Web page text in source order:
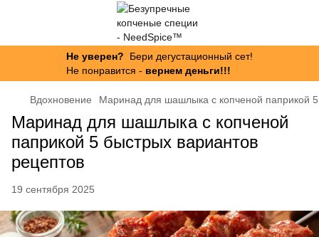
Не уверен? Бери дегустационный сет!
Не понравится - вернем деньги!!!
Вдохновение Маринад для шашлыка с копченой паприкой
Маринад для шашлыка с копченой
паприкой 5 быстрых вариантов
рецептов
19 сентября 2025